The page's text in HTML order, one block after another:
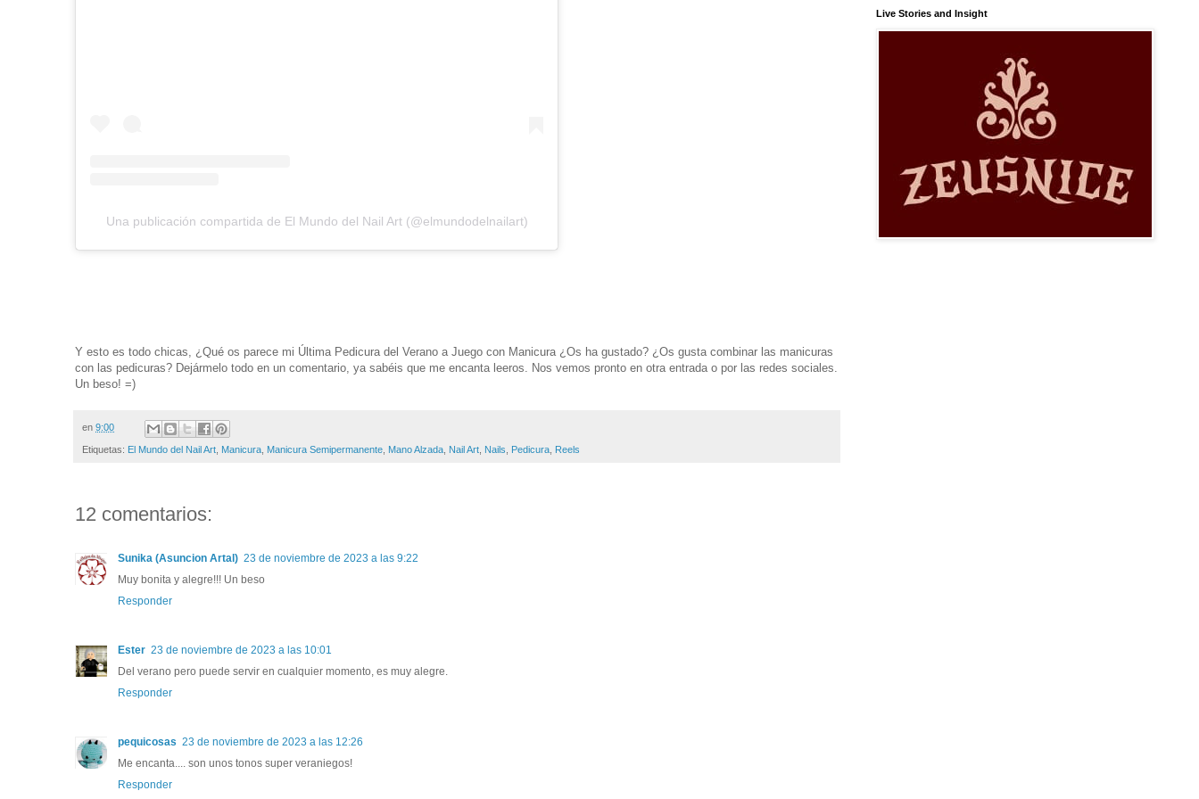
Una publicación compartida de El Mundo del Nail Art (@elmundodelnailart)
Y esto es todo chicas, ¿Qué os parece mi Última Pedicura del Verano a Juego con Manicura ¿Os ha gustado? ¿Os gusta combinar las manicuras
con las pedicuras? Dejármelo todo en un comentario, ya sabéis que me encanta leeros. Nos vemos pronto en otra entrada o por las redes sociales.
Un beso! =)
en 9:00
Etiquetas: El Mundo del Nail Art Manicura Manicura Semipermanente Mano Alzada Nail Art Nails Pedicura Reels
12 comentarios:
Sunika (Asuncion Artal) 23 de noviembre de 2023 a las 9:22
Muy bonita y alegre!!! Un beso
Responder
Ester 23 de noviembre de 2023 a las 10:01
Del verano pero puede servir en cualquier momento, es muy alegre.
Responder
pequicosas 23 de noviembre de 2023 a las 12:26
Me encanta.... son unos tonos super veraniegos!
Responder
Live Stories and Insight